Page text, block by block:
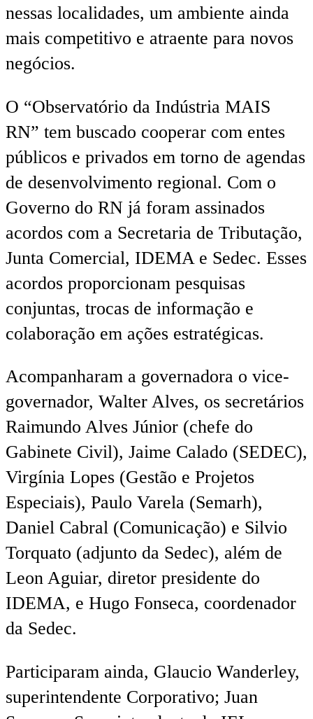
nessas localidades, um ambiente ainda
mais competitivo e atraente para novos
negócios.
O “Observatório da Indústria MAIS
RN” tem buscado cooperar com entes
públicos e privados em torno de agendas
de desenvolvimento regional. Com o
Governo do RN já foram assinados
acordos com a Secretaria de Tributação,
Junta Comercial, IDEMA e Sedec. Esses
acordos proporcionam pesquisas
conjuntas, trocas de informação e
colaboração em ações estratégicas.
Acompanharam a governadora o vice-
governador, Walter Alves, os secretários
Raimundo Alves Júnior (chefe do
Gabinete Civil), Jaime Calado (SEDEC),
Virgínia Lopes (Gestão e Projetos
Especiais), Paulo Varela (Semarh),
Daniel Cabral (Comunicação) e Silvio
Torquato (adjunto da Sedec), além de
Leon Aguiar, diretor presidente do
IDEMA, e Hugo Fonseca, coordenador
da Sedec.
Participaram ainda, Glaucio Wanderley,
superintendente Corporativo; Juan